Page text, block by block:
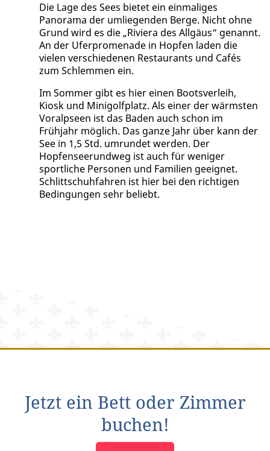
Die Lage des Sees bietet ein einmaliges
Panorama der umliegenden Berge. Nicht ohne
Grund wird es die „Riviera des Allgäus“ genannt.
An der Uferpromenade in Hopfen laden die
vielen verschiedenen Restaurants und Cafés
zum Schlemmen ein.
Im Sommer gibt es hier einen Bootsverleih,
Kiosk und Minigolfplatz. Als einer der wärmsten
Voralpseen ist das Baden auch schon im
Frühjahr möglich. Das ganze Jahr über kann der
See in 1,5 Std. umrundet werden. Der
Hopfenseerundweg ist auch für weniger
sportliche Personen und Familien geeignet.
Schlittschuhfahren ist hier bei den richtigen
Bedingungen sehr beliebt.
Jetzt ein Bett oder Zimmer
buchen!